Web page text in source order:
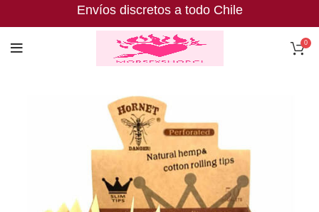
Envíos discretos a todo Chile
0